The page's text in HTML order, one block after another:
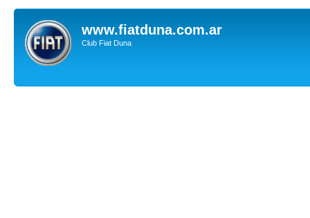
www.fiatduna.com.ar
Club Fiat Duna